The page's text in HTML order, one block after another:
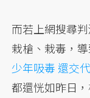
而若上網搜尋
栽槍、栽毒，
少年吸毒 還交
都還恍如昨日